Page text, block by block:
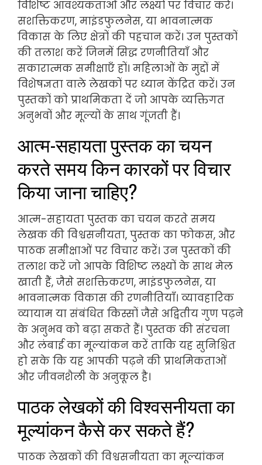
विशिष्ट आवश्यकताओं और लक्ष्यों पर विचार करें।
सशक्तिकरण, माइंडफुलनेस, या भावनात्मक
विकास के लिए क्षेत्रों की पहचान करें। उन पुस्तकों
की तलाश करें जिनमें सिद्ध रणनीतियाँ और
सकारात्मक समीक्षाएँ हों। महिलाओं के मुद्दों में
विशेषज्ञता वाले लेखकों पर ध्यान केंद्रित करें। उन
पुस्तकों को प्राथमिकता दें जो आपके व्यक्तिगत
अनुभवों और मूल्यों के साथ गूंजती हैं।
आत्म-सहायता पुस्तक का चयन
करते समय किन कारकों पर विचार
किया जाना चाहिए?
आत्म-सहायता पुस्तक का चयन करते समय
लेखक की विश्वसनीयता, पुस्तक का फोकस, और
पाठक समीक्षाओं पर विचार करें। उन पुस्तकों की
तलाश करें जो आपके विशिष्ट लक्ष्यों के साथ मेल
खाती हैं, जैसे सशक्तिकरण, माइंडफुलनेस, या
भावनात्मक विकास की रणनीतियाँ। व्यावहारिक
व्यायाम या संबंधित किस्सों जैसे अद्वितीय गुण पढ़ने
के अनुभव को बढ़ा सकते हैं। पुस्तक की संरचना
और लंबाई का मूल्यांकन करें ताकि यह सुनिश्चित
हो सके कि यह आपकी पढ़ने की प्राथमिकताओं
और जीवनशैली के अनुकूल है।
पाठक लेखकों की विश्वसनीयता का
मूल्यांकन कैसे कर सकते हैं?
पाठक लेखकों की विश्वसनीयता का मूल्यांकन